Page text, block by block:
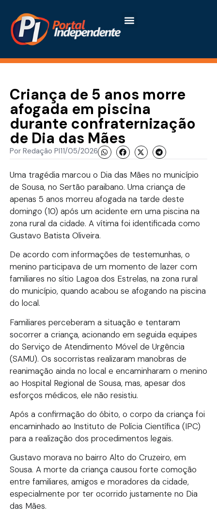
Criança de 5 anos morre
afogada em piscina
durante confraternização
de Dia das Mães
Por Redação PI11/05/2026
Uma tragédia marcou o Dia das Mães no município
de Sousa, no Sertão paraibano. Uma criança de
apenas 5 anos morreu afogada na tarde deste
domingo (10) após um acidente em uma piscina na
zona rural da cidade. A vítima foi identificada como
Gustavo Batista Oliveira.
De acordo com informações de testemunhas, o
menino participava de um momento de lazer com
familiares no sítio Lagoa dos Estrelas, na zona rural
do município, quando acabou se afogando na piscina
do local.
Familiares perceberam a situação e tentaram
socorrer a criança, acionando em seguida equipes
do Serviço de Atendimento Móvel de Urgência
(SAMU). Os socorristas realizaram manobras de
reanimação ainda no local e encaminharam o menino
ao Hospital Regional de Sousa, mas, apesar dos
esforços médicos, ele não resistiu.
Após a confirmação do óbito, o corpo da criança foi
encaminhado ao Instituto de Polícia Científica (IPC)
para a realização dos procedimentos legais.
Gustavo morava no bairro Alto do Cruzeiro, em
Sousa. A morte da criança causou forte comoção
entre familiares, amigos e moradores da cidade,
especialmente por ter ocorrido justamente no Dia
das Mães.